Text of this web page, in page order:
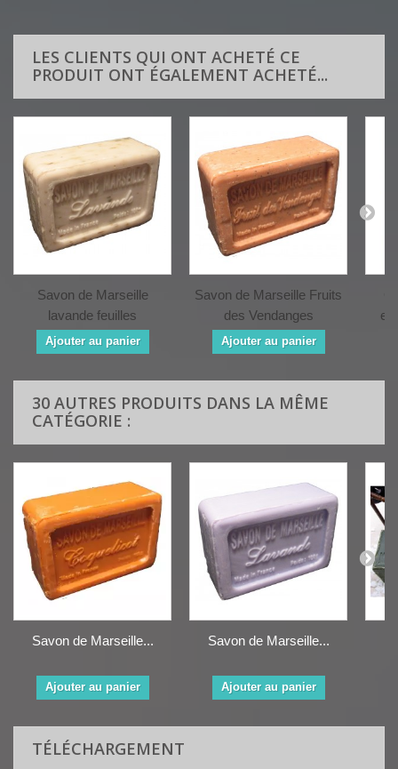
LES CLIENTS QUI ONT ACHETÉ CE
PRODUIT ONT ÉGALEMENT ACHETÉ...
Savon de Marseille
lavande feuilles
Ajouter au panier
Savon de Marseille Fruits
des Vendanges
Ajouter au panier
30 AUTRES PRODUITS DANS LA MÊME
CATÉGORIE :
Savon de Marseille...
Ajouter au panier
Savon de Marseille...
Ajouter au panier
TÉLÉCHARGEMENT